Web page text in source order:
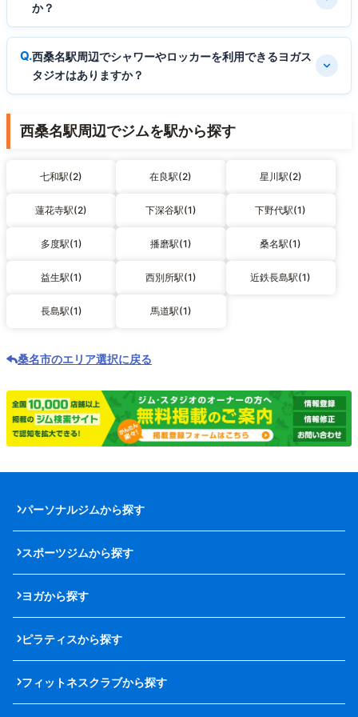
か？
西桑名駅周辺でシャワーやロッカーを利用できるヨガス
タジオはありますか？
西桑名駅周辺でジムを駅から探す
七和駅(2) 在良駅(2) 星川駅(2)
蓮花寺駅(2) 下深谷駅(1) 下野代駅(1)
多度駅(1) 播磨駅(1) 桑名駅(1)
益生駅(1) 西別所駅(1) 近鉄長島駅(1)
長島駅(1) 馬道駅(1)
桑名市のエリア選択に戻る
パーソナルジムから探す
スポーツジムから探す
ヨガから探す
ピラティスから探す
フィットネスクラブから探す